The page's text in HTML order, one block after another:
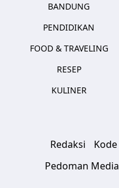
BANDUNG
PENDIDIKAN
FOOD & TRAVELING
RESEP
KULINER
Redaksi
Pedoman